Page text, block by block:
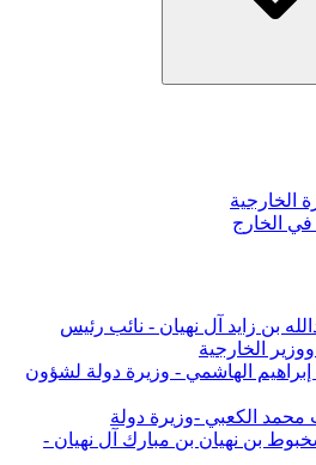
الخارجية
في الخارج
بن زايد آل نهيان - نائب رئيس
الخارجية
الهاشمي - وزيرة دولة لشؤون
محمد الكعبي -وزيرة دولة
بن نهيان بن مبارك آل نهيان -